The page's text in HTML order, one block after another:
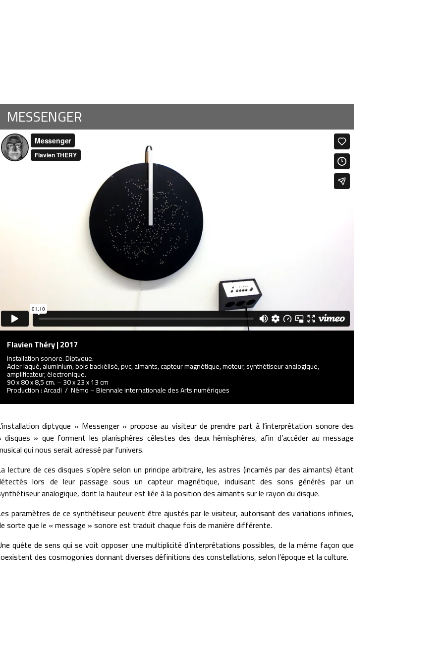
MESSENGER
Flavien Théry | 2017
Installation sonore. Diptyque.
Acier laqué, aluminium, bois backélisé, pvc, aimants, capteur magnétique, moteur, synthétiseur analogique,
amplificateur, électronique.
90 x 80 x 8,5 cm. – 30 x 23 x 13 cm
Production : Arcadi / Némo – Biennale internationale des Arts numériques
diptyque « Messenger » propose au visiteur de prendre part à l’interprétation sonore des
disques » que forment les planisphères célestes des deux hémisphères, afin d’accéder au message
qui nous serait adressé par l’univers.
lecture de ces disques s’opère selon un principe arbitraire, les astres (incarnés par des aimants) étant
lors de leur passage sous un capteur magnétique, induisant des sons générés par un
analogique, dont la hauteur est liée à la position des aimants sur le rayon du disque.
paramètres de ce synthétiseur peuvent être ajustés par le visiteur, autorisant des variations infinies,
sorte que le « message » sonore est traduit chaque fois de manière différente.
quête de sens qui se voit opposer une multiplicité d’interprétations possibles, de la même façon que
des cosmogonies donnant diverses définitions des constellations, selon l’époque et la culture.